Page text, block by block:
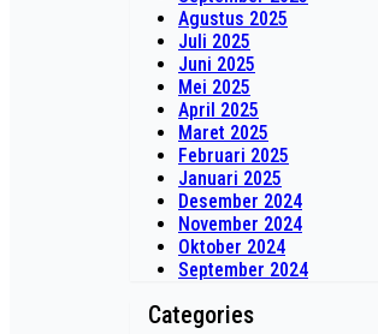
Agustus 2025
Juli 2025
Juni 2025
Mei 2025
April 2025
Maret 2025
Februari 2025
Januari 2025
Desember 2024
November 2024
Oktober 2024
September 2024
Categories